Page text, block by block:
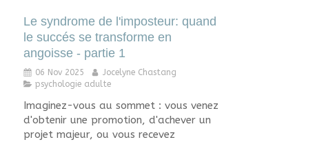
Le syndrome de l'imposteur: quand
le succés se transforme en
angoisse - partie 1
06 Nov 2025
Jocelyne Chastang
psychologie adulte
Imaginez-vous au sommet : vous venez
d'obtenir une promotion, d'achever un
projet majeur, ou vous recevez